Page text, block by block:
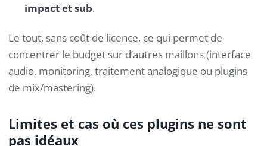
impact et sub.
Le tout, sans coût de licence, ce qui permet de
concentrer le budget sur d’autres maillons (interface
audio, monitoring, traitement analogique ou plugins
de mix/mastering).
Limites et cas où ces plugins ne sont
pas idéaux